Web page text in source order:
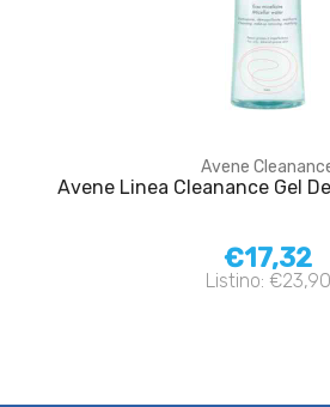
Avene
Avene Linea Cleanance Gel
€17,32
Listino: €23,90